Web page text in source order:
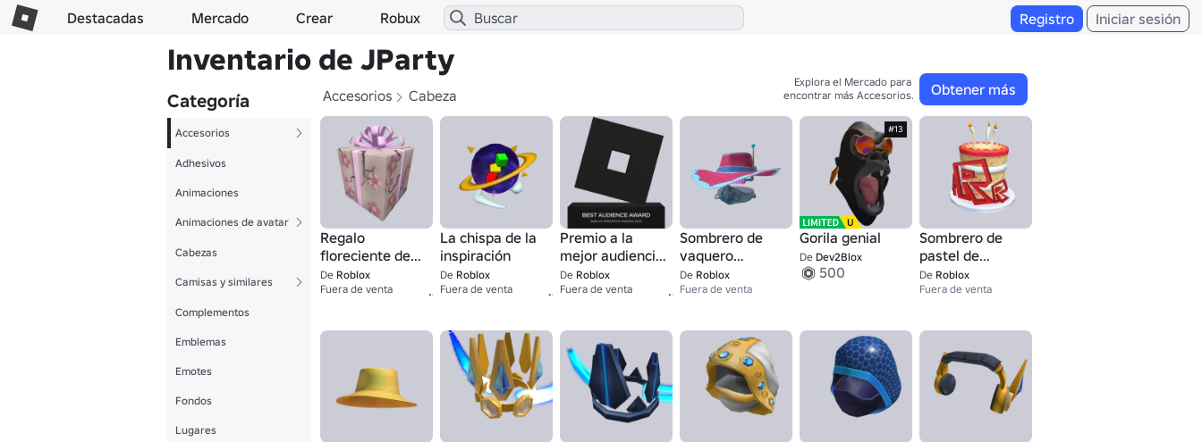
Destacadas Mercado Crear Robux Registro Iniciar sesión
Inventario de JParty
Categoría
Accesorios
Adhesivos
Animaciones
Animaciones de avatar
Cabezas
Camisas y similares
Complementos
Emblemas
Emotes
Fondos
Lugares
Accesorios Cabeza Obtener más
Explora el Mercado para
encontrar más Accesorios.
Regalo
floreciente de
nuevos
comienzos
De Roblox
Fuera de venta
1
La chispa de la
inspiración
De Roblox
Fuera de venta
1
Premio a la
mejor audiencia
- Premios a la
innovación de
De Roblox
Fuera de venta
1
Sombrero de
vaquero
espacial
De Roblox
Fuera de venta
#13
Gorila genial
De Dev2Blox
500
Sombrero de
pastel de
cumpleaños del
personal
De Roblox
Fuera de venta